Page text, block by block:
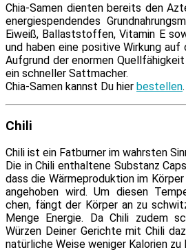
Chia-Samen dien­ten be­reits den
en­er­gie­spen­den­des
Eiweiß, Ballaststoffen, Vitamin E
und ha­ben ei­ne po­si­ti­ve Wirkung auf
Aufgrund der enor­men
ein schnel­ler Sattmacher.
Chia-Samen kannst Du hier be­stel­len.
Chili
Chili ist ein Fatburner im wahrs­ten
Die in Chili ent­hal­te­ne Substanz
dass die Wärmeproduktion im
an­ge­ho­ben wird. Um die­sen
chen, fängt der Körper an zu
Menge Energie. Da Chili zu­dem
Würzen Deiner Gerichte mit Chili
na­tür­li­che Weise we­ni­ger Kalorien zu